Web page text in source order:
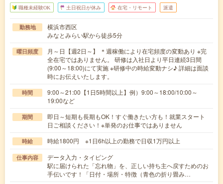
職種未経験OK 土日祝日が休み 在宅・リモート 派遣
勤務地
横浜市西区
みなとみらい駅から徒歩5分
曜日頻度
月～日【週2日～】 ＊週稼働により在宅頻度の変動あり ※完
全在宅ではありません。 研修は入社日より平日連続3日間
(9:00～18:00)にて実施 ※研修中の時給変動ナシ♪ 詳細は面談
時にお伝えいたします。
時間
9:00～21:00【1日5時間以上】例）9:00～18:00/10:00～
19:00など
期間
即日～短期も長期もOK！すぐ働きたい方も！就業スタート
日ご相談ください！※単発のお仕事ではありません
時給 時給1800円 ※1日6h以上の勤務で日収1万円以上
仕事内容
データ入力・タイピング
駅に届けられた「忘れ物」を、正しい持ち主へ戻すためのお
手伝いです！「日付・場所・特徴（青色の折り畳み…